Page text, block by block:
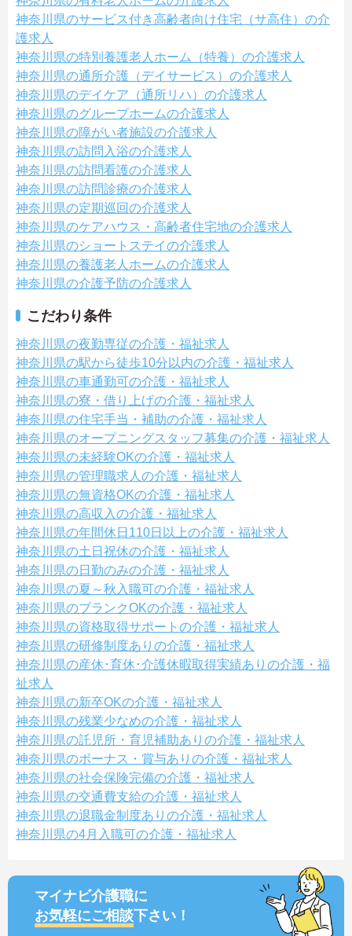
神奈川県のサービス付き高齢者向け住宅（サ高住）の介
護求人
神奈川県の特別養護老人ホーム（特養）の介護求人
神奈川県の通所介護（デイサービス）の介護求人
神奈川県のデイケア（通所リハ）の介護求人
神奈川県のグループホームの介護求人
神奈川県の障がい者施設の介護求人
神奈川県の訪問入浴の介護求人
神奈川県の訪問看護の介護求人
神奈川県の訪問診療の介護求人
神奈川県の定期巡回の介護求人
神奈川県のケアハウス・高齢者住宅地の介護求人
神奈川県のショートステイの介護求人
神奈川県の養護老人ホームの介護求人
神奈川県の介護予防の介護求人
こだわり条件
神奈川県の夜勤専従の介護・福祉求人
神奈川県の駅から徒歩10分以内の介護・福祉求人
神奈川県の車通勤可の介護・福祉求人
神奈川県の寮・借り上げの介護・福祉求人
神奈川県の住宅手当・補助の介護・福祉求人
神奈川県のオープニングスタッフ募集の介護・福祉求人
神奈川県の未経験OKの介護・福祉求人
神奈川県の管理職求人の介護・福祉求人
神奈川県の無資格OKの介護・福祉求人
神奈川県の高収入の介護・福祉求人
神奈川県の年間休日110日以上の介護・福祉求人
神奈川県の土日祝休の介護・福祉求人
神奈川県の日勤のみの介護・福祉求人
神奈川県の夏～秋入職可の介護・福祉求人
神奈川県のブランクOKの介護・福祉求人
神奈川県の資格取得サポートの介護・福祉求人
神奈川県の研修制度ありの介護・福祉求人
神奈川県の産休･育休･介護休暇取得実績ありの介護・福
祉求人
神奈川県の新卒OKの介護・福祉求人
神奈川県の残業少なめの介護・福祉求人
神奈川県の託児所・育児補助ありの介護・福祉求人
神奈川県のボーナス・賞与ありの介護・福祉求人
神奈川県の社会保険完備の介護・福祉求人
神奈川県の交通費支給の介護・福祉求人
神奈川県の退職金制度ありの介護・福祉求人
神奈川県の4月入職可の介護・福祉求人
マイナビ介護職に
お気軽にご相談下さい！